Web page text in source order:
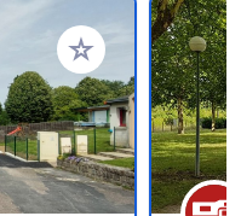
Aggiungi ai tuoi